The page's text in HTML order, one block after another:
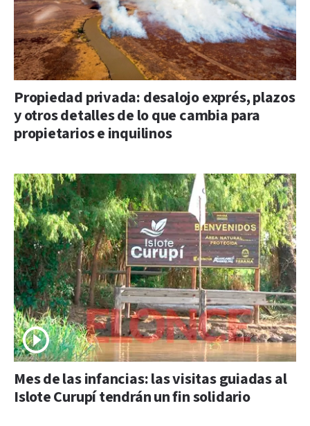
Propiedad privada: desalojo exprés, plazos
y otros detalles de lo que cambia para
propietarios e inquilinos
Mes de las infancias: las visitas guiadas al
Islote Curupí tendrán un fin solidario